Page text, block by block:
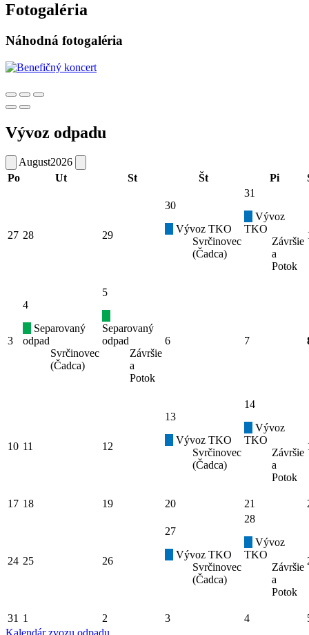
Fotogaléria
Náhodná fotogaléria
Vývoz odpadu
August2026
Po
Ut St Št Pi
27 28 29
30
Vývoz TKO
Svrčinovec
(Čadca)
31
Vývoz
TKO
Závršie
a
Potok
3
4
Separovaný
odpad
Svrčinovec
(Čadca)
5
Separovaný
odpad
Závršie
a
Potok
6 7
10 11 12
13
Vývoz TKO
Svrčinovec
(Čadca)
14
Vývoz
TKO
Závršie
a
Potok
17 18 19 20 21
24 25 26
27
Vývoz TKO
Svrčinovec
(Čadca)
28
Vývoz
TKO
Závršie
a
Potok
31 1 2 3 4